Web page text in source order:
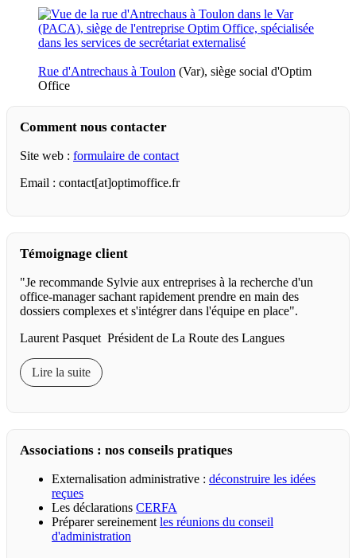
Rue d'Antrechaus à Toulon (Var), siège social d'Optim
Office
Comment nous contacter
Site web : formulaire de contact
Email : contact[at]optimoffice.fr
Témoignage client
"Je recommande Sylvie aux entreprises à la recherche d'un
office-manager sachant rapidement prendre en main des
dossiers complexes et s'intégrer dans l'équipe en place".
Laurent Pasquet Président de La Route des Langues
Lire la suite
Associations : nos conseils pratiques
Externalisation administrative : déconstruire les idées
reçues
Les déclarations CERFA
Préparer sereinement les réunions du conseil
d'administration